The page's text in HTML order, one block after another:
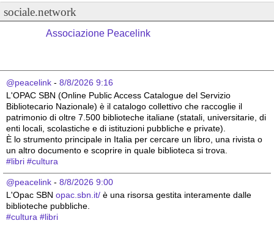
sociale.network
Associazione Peacelink
@peacelink - 8/8/2026 9:16
L'OPAC SBN (Online Public Access Catalogue del Servizio
Bibliotecario Nazionale) è il catalogo collettivo che raccoglie il
patrimonio di oltre 7.500 biblioteche italiane (statali, universitarie, di
enti locali, scolastiche e di istituzioni pubbliche e private).
È lo strumento principale in Italia per cercare un libro, una rivista o
un altro documento e scoprire in quale biblioteca si trova.
#libri #cultura
@peacelink - 8/8/2026 9:00
L'Opac SBN opac.sbn.it/ è una risorsa gestita interamente dalle
biblioteche pubbliche.
#cultura #libri